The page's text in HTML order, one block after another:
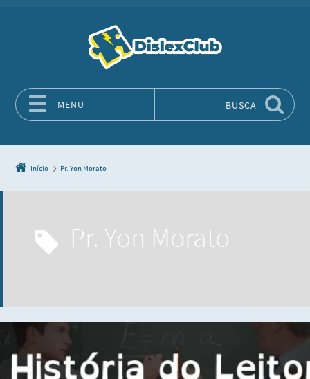
MENU BUSCA
Início Pr. Yon Morato
Pr. Yon Morato